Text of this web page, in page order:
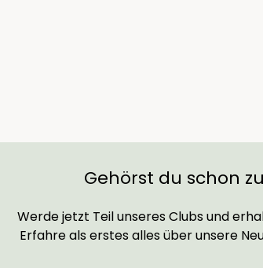
Gehörst du schon
Werde jetzt Teil unseres Clubs und
Erfahre als erstes alles über unsere